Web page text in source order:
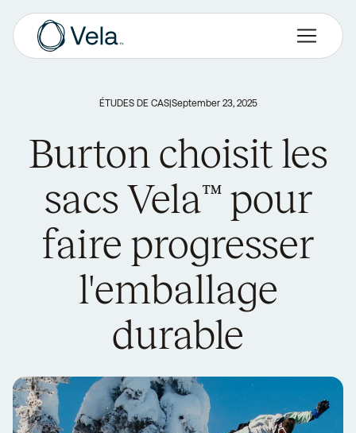
ÉTUDES DE CAS| September 23, 2025
Burton choisit les
sacs Vela™ pour
faire progresser
l'emballage
durable